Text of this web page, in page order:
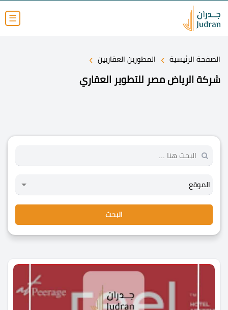
☰
الصفحة الرئيسية › المطورين العقاريين ›
شركة الرياض مصر للتطوير العقاري
البحث